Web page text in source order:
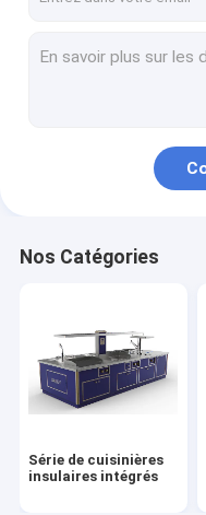
Série électrique à
Construit en série
Construit en série
Série d'induction de
Série électrique de
Nos Catégories
Série de cuisinières
insulaires intégrés